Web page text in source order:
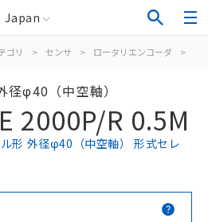
Japan
ゴリ > センサ > ロータリエンコーダ >
φ40（中空軸）
2000P/R 0.5M
形 外径φ40（中空軸） 形式セレ